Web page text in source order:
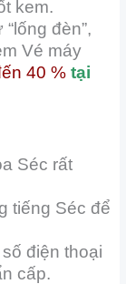
kem.
đèn”,
Vé máy
40 %tại
Séc rất
tiếng Séc để
điện thoại
cấp.